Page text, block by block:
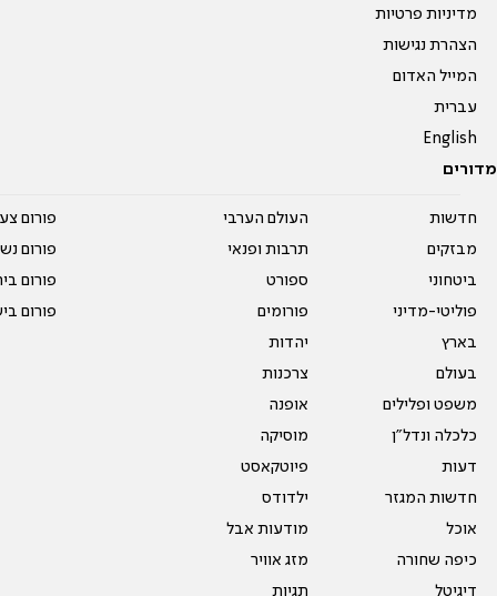
מדיניות פרטיות
הצהרת נגישות
המייל האדום
עברית
English
מדורים
חדשות
מבזקים
ביטחוני
פוליטי-מדיני
בארץ
בעולם
משפט ופלילים
כלכלה ונדל"ן
דעות
חדשות המגזר
אוכל
כיפה שחורה
דיגיטל
העולם הערבי
תרבות ופנאי
ספורט
פורומים
יהדות
צרכנות
אופנה
מוסיקה
פיוטקאסט
ילדודס
מודעות אבל
מזג אוויר
תגיות
פורום
פורום
פורום
פורום